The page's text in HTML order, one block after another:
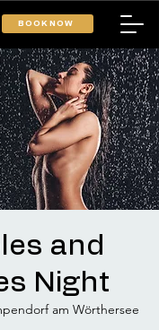
BOOK NOW
and
Night
am Wörthersee